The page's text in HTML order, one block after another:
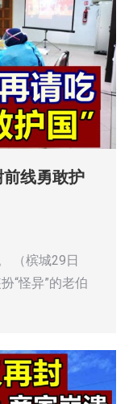
前线勇敢护
（槟城29日
“怪异”的老伯